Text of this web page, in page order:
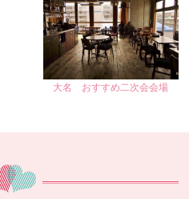
大名 おすすめ二次会会場